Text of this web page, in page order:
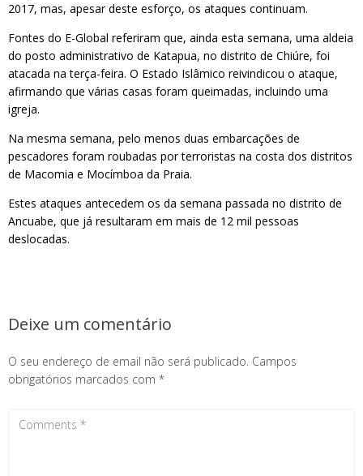
2017, mas, apesar deste esforço, os ataques continuam.
Fontes do E-Global referiram que, ainda esta semana, uma aldeia
do posto administrativo de Katapua, no distrito de Chiúre, foi
atacada na terça-feira. O Estado Islâmico reivindicou o ataque,
afirmando que várias casas foram queimadas, incluindo uma
igreja.
Na mesma semana, pelo menos duas embarcações de
pescadores foram roubadas por terroristas na costa dos distritos
de Macomia e Mocímboa da Praia.
Estes ataques antecedem os da semana passada no distrito de
Ancuabe, que já resultaram em mais de 12 mil pessoas
deslocadas.
Deixe um comentário
O seu endereço de email não será publicado. Campos
obrigatórios marcados com *